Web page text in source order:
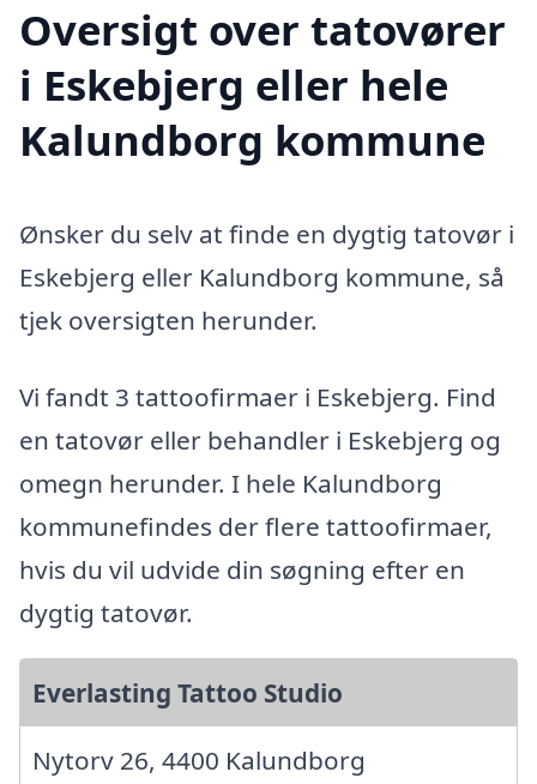
Oversigt over tatovører
i Eskebjerg eller hele
Kalundborg kommune
Ønsker du selv at finde en dygtig tatovør i
Eskebjerg eller Kalundborg kommune, så
tjek oversigten herunder.
Vi fandt 3 tattoofirmaer i Eskebjerg. Find
en tatovør eller behandler i Eskebjerg og
omegn herunder. I hele Kalundborg
kommunefindes der flere tattoofirmaer,
hvis du vil udvide din søgning efter en
dygtig tatovør.
Everlasting Tattoo Studio
Nytorv 26, 4400 Kalundborg